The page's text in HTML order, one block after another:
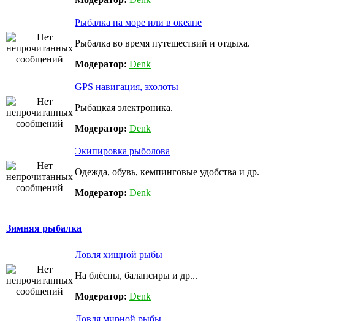
Рыбалка на море или в океане
Рыбалка во время путешествий и отдыха.
Модератор: Denk
GPS навигация, эхолоты
Рыбацкая электроника.
Модератор: Denk
Экипировка рыболова
Одежда, обувь, кемпинговые удобства и др.
Модератор: Denk
Зимняя рыбалка
Ловля хищной рыбы
На блёсны, балансиры и др...
Модератор: Denk
Ловля мирной рыбы